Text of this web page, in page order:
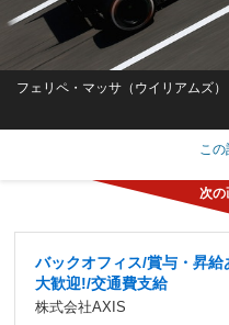
フェリペ・マッサ（ウイリアムズ）
こ
バックオフィス/賞与・昇
大歓迎!/交通費支給
株式会社AXIS